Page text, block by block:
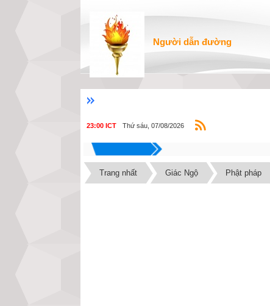
Người dẫn đường
23:00 ICT Thứ sáu, 07/08/2026
Trang nhất Giác Ngộ Phật pháp